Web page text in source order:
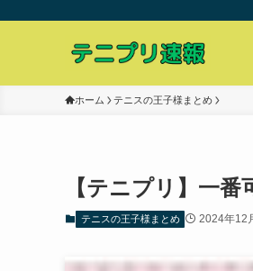
ホーム テニスの王子様まとめ
【テニプリ】一
テニスの王子様まとめ 2024年12